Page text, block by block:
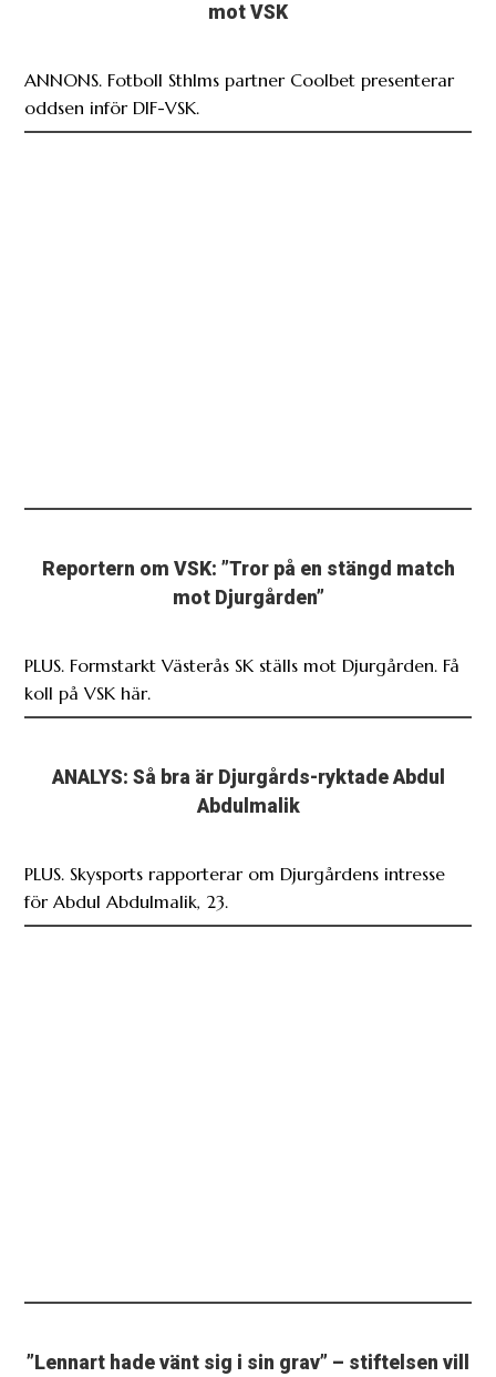
mot VSK
ANNONS. Fotboll Sthlms partner Coolbet presenterar
oddsen inför DIF-VSK.
Reportern om VSK: ”Tror på en stängd match
mot Djurgården”
PLUS. Formstarkt Västerås SK ställs mot Djurgården. Få
koll på VSK här.
ANALYS: Så bra är Djurgårds-ryktade Abdul
Abdulmalik
PLUS. Skysports rapporterar om Djurgårdens intresse
för Abdul Abdulmalik, 23.
”Lennart hade vänt sig i sin grav” – stiftelsen vill